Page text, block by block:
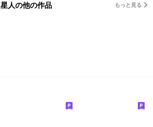
人の他の作品 もっと見る